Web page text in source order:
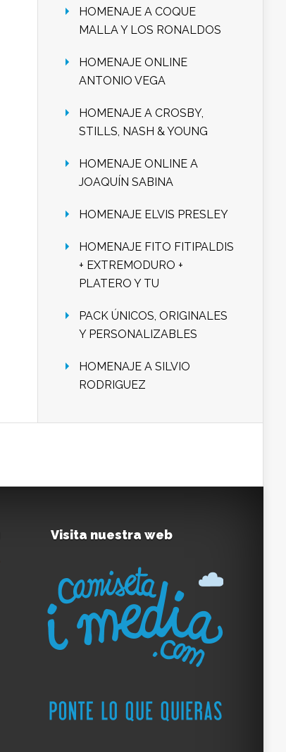
HOMENAJE A COQUE
MALLA Y LOS RONALDOS
HOMENAJE ONLINE
ANTONIO VEGA
HOMENAJE A CROSBY,
STILLS, NASH & YOUNG
HOMENAJE ONLINE A
JOAQUÍN SABINA
HOMENAJE ELVIS PRESLEY
HOMENAJE FITO FITIPALDIS
+ EXTREMODURO +
PLATERO Y TU
PACK ÚNICOS, ORIGINALES
Y PERSONALIZABLES
HOMENAJE A SILVIO
RODRIGUEZ
Visita nuestra web